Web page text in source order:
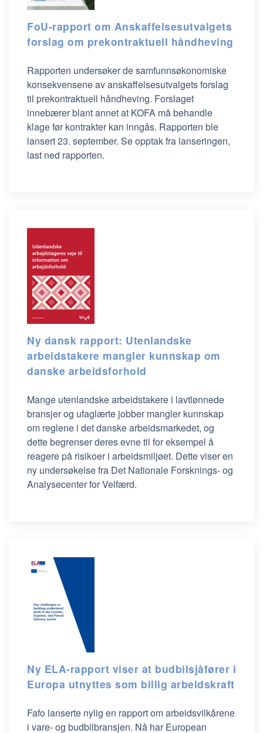
FoU-rapport om Anskaffelsesutvalgets
forslag om prekontraktuell håndheving
Rapporten undersøker de samfunnsøkonomiske
konsekvensene avanskaffelsesutvalgetsforslag
til prekontraktuell håndheving. Forslaget
innebærer blant annet at KOFA må behandle
klage før kontrakter kan inngås. Rapporten ble
lansert 23. september. Se opptak fra lanseringen,
last ned rapporten.
Ny dansk rapport: Utenlandske
arbeidstakere mangler kunnskap om
danske arbeidsforhold
Mange utenlandske arbeidstakere i lavtlønnede
bransjer og ufaglærte jobber mangler kunnskap
om reglene i det danske arbeidsmarkedet, og
dette begrenser deres evne til for eksempel å
reagere på risikoer i arbeidsmiljøet. Dette viser en
ny undersøkelse fra Det Nationale Forsknings- og
Analysecenter for Velfærd.
Ny ELA-rapport viser at budbilsjåfører i
Europa utnyttes som billig arbeidskraft
Fafo lanserte nylig en rapport om arbeidsvilkårene
i vare- og budbilbransjen. Nå har European